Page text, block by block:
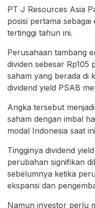
PT J Resources Asia
posisi pertama sebagai
tertinggi tahun ini.
Perusahaan tambang
dividen sebesar Rp105
saham yang berada di
dividend yield PSAB
Angka tersebut
saham dengan imbal
modal Indonesia saat
Tingginya dividend
perubahan signifikan
sebelumnya ketika
ekspansi dan
Namun investor perlu